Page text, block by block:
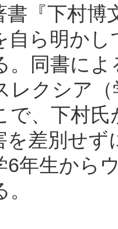
『下村博
自ら明か
。同書に
レクシア（
で、下村
を差別せ
6年生から